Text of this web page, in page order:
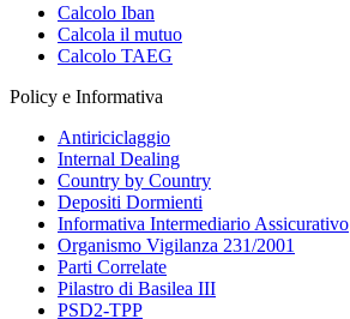
Calcolo Iban
Calcola il mutuo
Calcolo TAEG
Policy e Informativa
Antiriciclaggio
Internal Dealing
Country by Country
Depositi Dormienti
Informativa Intermediario Assicurativo
Organismo Vigilanza 231/2001
Parti Correlate
Pilastro di Basilea III
PSD2-TPP